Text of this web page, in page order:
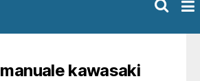
manuale kawasaki